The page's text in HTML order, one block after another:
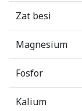
Zat besi
Magnesium
Fosfor
Kalium